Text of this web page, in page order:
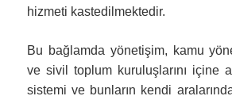
hizmeti kastedilmektedir.
Bu bağlamda yönetişim, kamu
ve sivil toplum kuruluşlarını içine
sistemi ve bunların kendi